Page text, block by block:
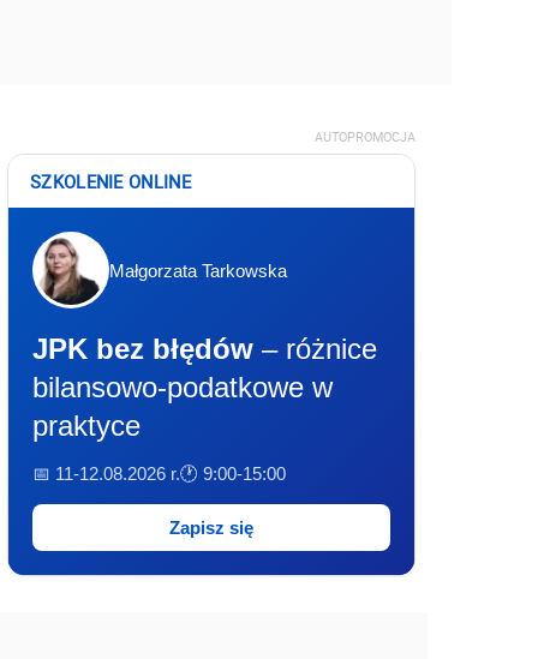
AUTOPROMOCJA
SZKOLENIE ONLINE
Małgorzata Tarkowska
JPK bez błędów – różnice
bilansowo-podatkowe w
praktyce
📅 11-12.08.2026 r.🕐 9:00-15:00
Zapisz się